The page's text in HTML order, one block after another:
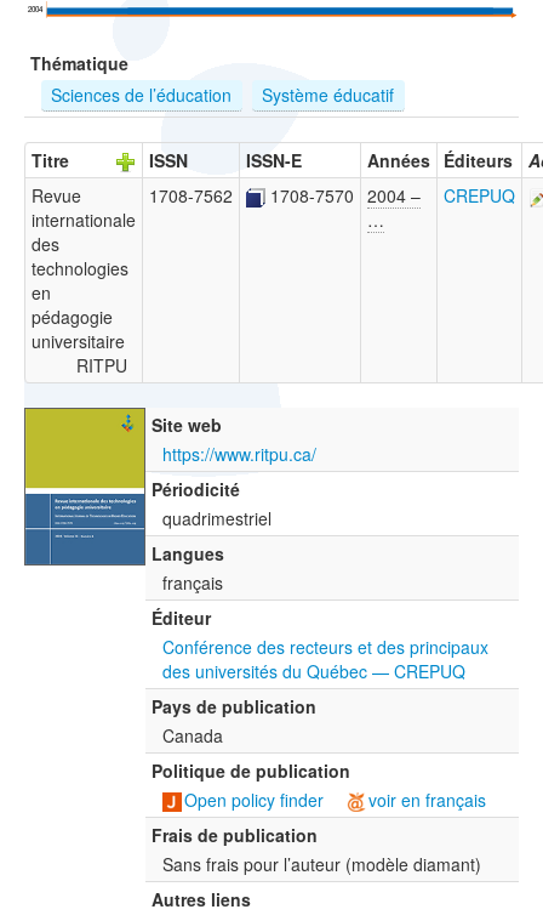
2004
Thématique
Sciences de l’éducation
Système éducatif
Titre ISSN ISSN-E Années Éditeurs
Revue
internationale
des
technologies
en
pédagogie
universitaire
RITPU
1708-7562 1708-7570 2004 –
…
CREPUQ
Site web
https://www.ritpu.ca/
Périodicité
quadrimestriel
Langues
français
Éditeur
Conférence des recteurs et des principaux
des universités du Québec — CREPUQ
Pays de publication
Canada
Politique de publication
Open policy finder
voir en français
Frais de publication
Sans frais pour l’auteur (modèle diamant)
Autres liens